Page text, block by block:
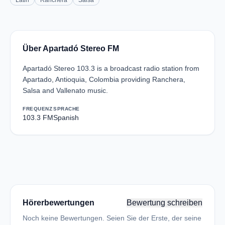
Über Apartadó Stereo FM
Apartadó Stereo 103.3 is a broadcast radio station from
Apartado, Antioquia, Colombia providing Ranchera,
Salsa and Vallenato music.
FREQUENZ
103.3 FM
SPRACHE
Spanish
Hörerbewertungen Bewertung schreiben
Noch keine Bewertungen. Seien Sie der Erste, der seine